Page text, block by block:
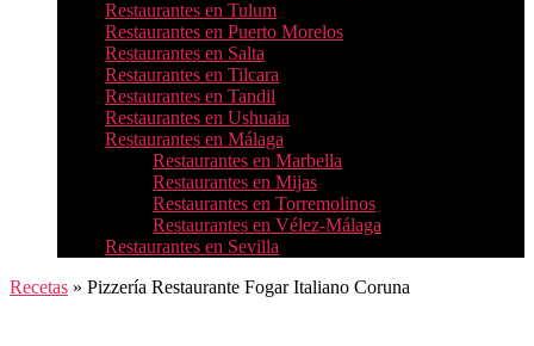
Restaurantes en Tulum
Restaurantes en Puerto Morelos
Restaurantes en Salta
Restaurantes en Tilcara
Restaurantes en Tandil
Restaurantes en Ushuaia
Restaurantes en Málaga
Restaurantes en Marbella
Restaurantes en Mijas
Restaurantes en Torremolinos
Restaurantes en Vélez-Málaga
Restaurantes en Sevilla
Recetas » Pizzería Restaurante Fogar Italiano Coruna